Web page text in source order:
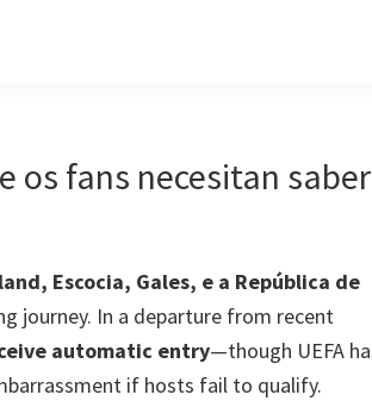
os fans necesitan saber
, Escocia, Gales, e a República de
journey. In a departure from recent
automatic entry—though UEFA
if hosts fail to qualify.